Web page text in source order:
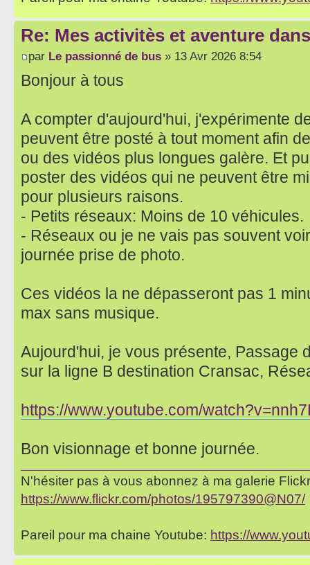
Re: Mes activitès et aventure
par Le passionné de bus » 13 Avr 2026 8:54
Bonjour à tous
A compter d'aujourd'hui, j'expérimente
peuvent être posté à tout moment afin
ou des vidéos plus longues galère. Et
poster des vidéos qui ne peuvent être
pour plusieurs raisons.
- Petits réseaux: Moins de 10 véhicules.
- Réseaux ou je ne vais pas souvent
journée prise de photo.
Ces vidéos la ne dépasseront pas 1
max sans musique.
Aujourd'hui, je vous présente, Passage
sur la ligne B destination Cransac,
https://www.youtube.com/
Bon visionnage et bonne journée.
N'hésiter pas à vous abonnez à ma galerie
https://www.flickr.com/photos/195797390@N07/
Pareil pour ma chaine Youtube: https://